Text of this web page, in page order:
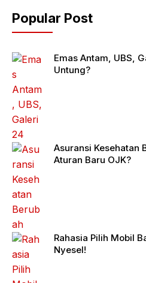
Popular Post
Emas Antam, UBS,
Untung?
Asuransi Kesehatan
Aturan Baru OJK?
Rahasia Pilih Mobil
Nyesel!